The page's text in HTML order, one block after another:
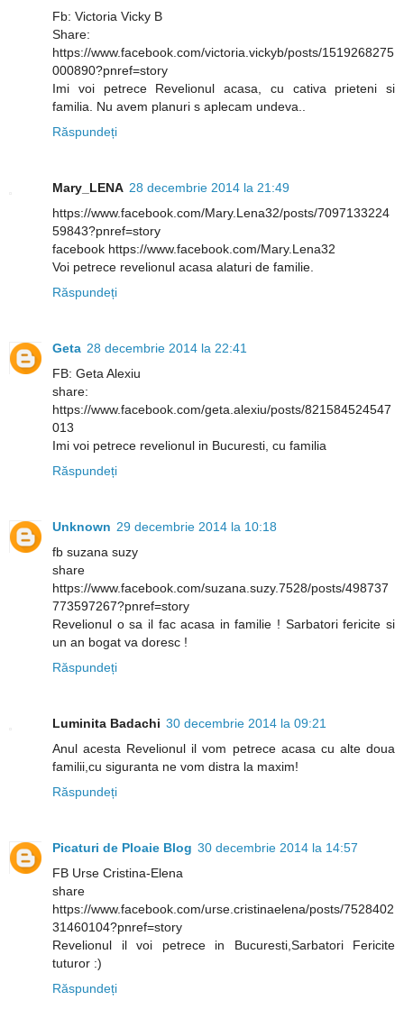
Fb: Victoria Vicky B
Share:
https://www.facebook.com/victoria.vickyb/posts/1519268275
000890?pnref=story
Imi voi petrece Revelionul acasa, cu cativa prieteni si
familia. Nu avem planuri s aplecam undeva..
Răspundeți
Mary_LENA 28 decembrie 2014 la 21:49
https://www.facebook.com/Mary.Lena32/posts/7097133224
59843?pnref=story
facebook https://www.facebook.com/Mary.Lena32
Voi petrece revelionul acasa alaturi de familie.
Răspundeți
Geta 28 decembrie 2014 la 22:41
FB: Geta Alexiu
share:
https://www.facebook.com/geta.alexiu/posts/821584524547
013
Imi voi petrece revelionul in Bucuresti, cu familia
Răspundeți
Unknown 29 decembrie 2014 la 10:18
fb suzana suzy
share
https://www.facebook.com/suzana.suzy.7528/posts/498737
773597267?pnref=story
Revelionul o sa il fac acasa in familie ! Sarbatori fericite si
un an bogat va doresc !
Răspundeți
Luminita Badachi 30 decembrie 2014 la 09:21
Anul acesta Revelionul il vom petrece acasa cu alte doua
familii,cu siguranta ne vom distra la maxim!
Răspundeți
Picaturi de Ploaie Blog 30 decembrie 2014 la 14:57
FB Urse Cristina-Elena
share
https://www.facebook.com/urse.cristinaelena/posts/7528402
31460104?pnref=story
Revelionul il voi petrece in Bucuresti,Sarbatori Fericite
tuturor :)
Răspundeți